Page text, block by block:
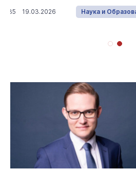
11:35 19.03.2026 Наука и